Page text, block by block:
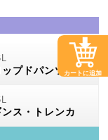
ップドパンツ
ンス・トレンカ
カートに追加